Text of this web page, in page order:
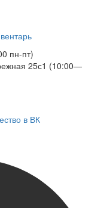
пн-пт)
25с1 (10:00—
в ВК